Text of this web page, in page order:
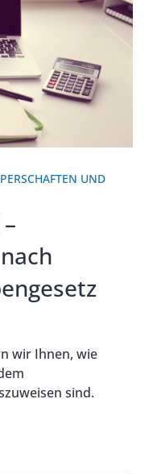
UND
wir Ihnen, wie
sind.